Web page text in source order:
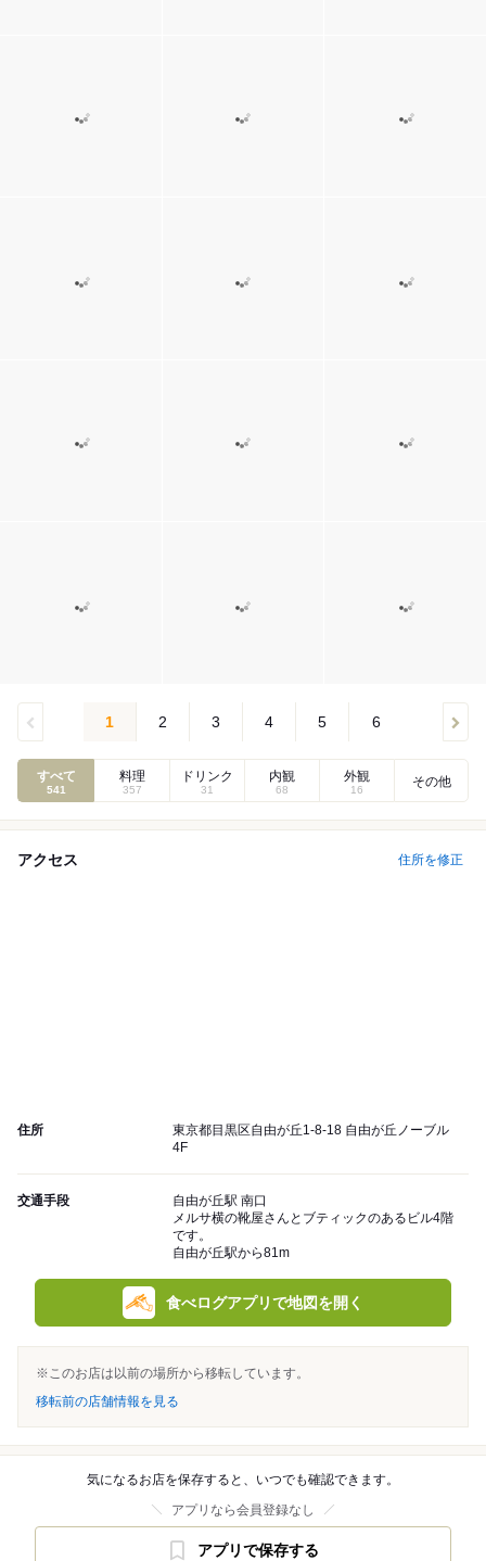
1 2 3 4 5 6
すべて
541
料理
357
ドリンク
31
内観
68
外観
16
その他
アクセス 住所を修正
住所
東京都目黒区自由が丘1-8-18 自由が丘ノーブル
4F
交通手段
自由が丘駅 南口
メルサ横の靴屋さんとブティックのあるビル4階
です。
自由が丘駅から81m
食べログアプリで地図を開く
※このお店は以前の場所から移転しています。
移転前の店舗情報を見る
気になるお店を保存すると、いつでも確認できます。
アプリなら会員登録なし
アプリで保存する